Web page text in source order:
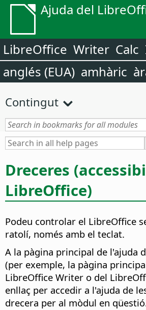
Ajuda del
LibreOffice Writer Calc
anglés (EUA) amhàric
Contingut
Dreceres
LibreOffice)
Podeu controlar el LibreOffice
ratolí, només amb el teclat.
A la pàgina principal de l'ajuda
(per exemple, la pàgina
LibreOffice Writer o del
enllaç per accedir a l'ajuda de
drecera per al mòdul en